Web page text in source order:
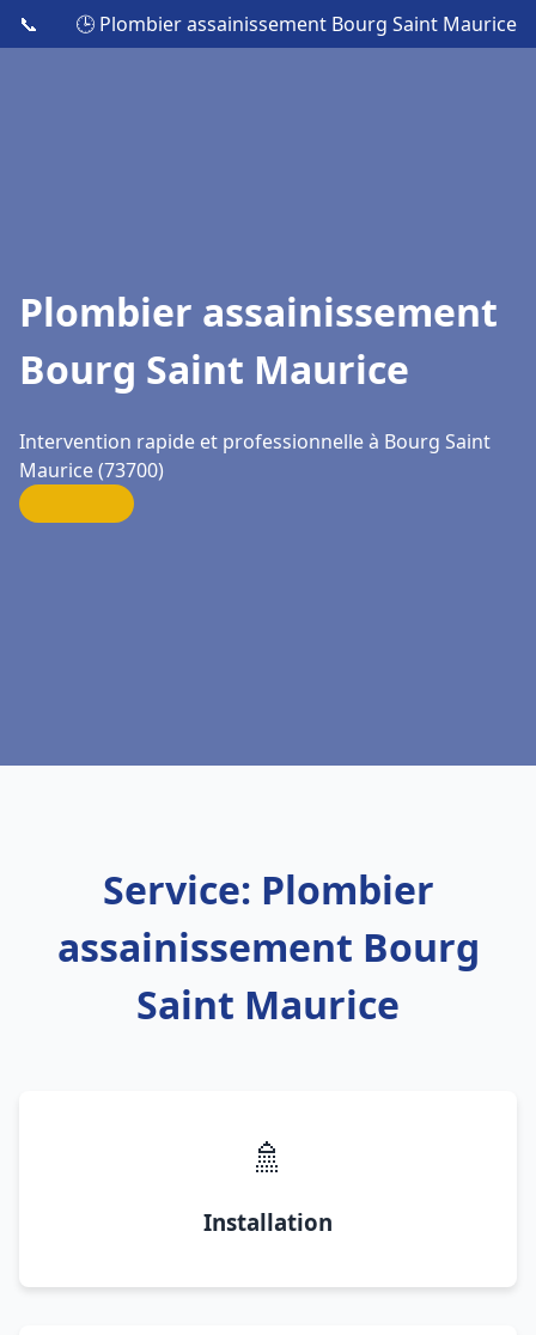
📞 🕒 Plombier assainissement Bourg Saint Maurice
Plombier assainissement
Bourg Saint Maurice
Intervention rapide et professionnelle à Bourg Saint
Maurice (73700)
Service: Plombier
assainissement Bourg
Saint Maurice
🚿
Installation